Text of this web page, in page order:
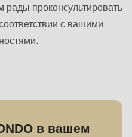
проконсультировать
с вашими
в вашем